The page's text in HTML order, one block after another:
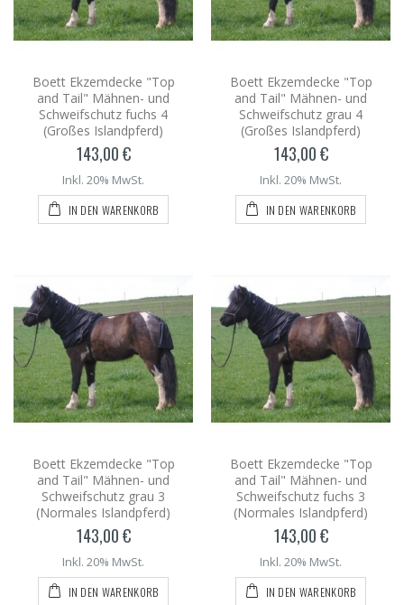
Boett Ekzemdecke "Top
and Tail" Mähnen- und
Schweifschutz fuchs 4
(Großes Islandpferd)
143,00 €
Inkl. 20% MwSt.
IN DEN WARENKORB
Boett Ekzemdecke "Top
and Tail" Mähnen- und
Schweifschutz grau 4
(Großes Islandpferd)
143,00 €
Inkl. 20% MwSt.
IN DEN WARENKORB
Boett Ekzemdecke "Top
and Tail" Mähnen- und
Schweifschutz grau 3
(Normales Islandpferd)
143,00 €
Inkl. 20% MwSt.
IN DEN WARENKORB
Boett Ekzemdecke "Top
and Tail" Mähnen- und
Schweifschutz fuchs 3
(Normales Islandpferd)
143,00 €
Inkl. 20% MwSt.
IN DEN WARENKORB